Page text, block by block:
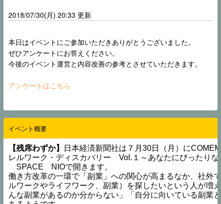
2018/07/30(月) 20:33 更新
本日はイベントにご参加いただきありがとうございました。
ぜひアンケートにお答えください。
今後のイベント運営と内容改善の参考とさせていただきます。
アンケートはこちら
イベント概要
【残席わずか】
日本経済新聞社は７月30日（月）に
レルワーク・ディスカバリー　Vol.１～あなたにぴったり
SPACE　NIOで開きます。
働き方改革の一環で「副業」への関心が高まるなか、社外
ルワークやライフワーク、副業）を探したいという人が増
んな副業があるのか分からない」「自分に向いている副業